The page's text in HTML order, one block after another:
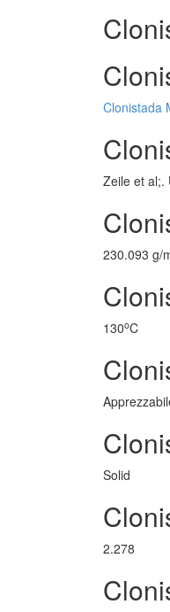
Clonistada
Zeile et al;.
230.093 g/
130oC
Solid
2.278